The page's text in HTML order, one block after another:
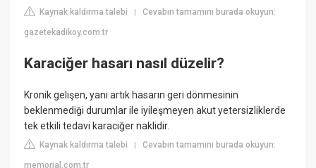
Kaynak kaldırma talebi |Cevabın tamamını burada okuyun:
gazetekadikoy.com.tr
Karaciğer hasarı nasıl düzelir?
Kronik gelişen, yani artık hasarın geri dönmesinin
beklenmediği durumlar ile iyileşmeyen akut yetersizliklerde
tek etkili tedavi karaciğer naklidir.
Kaynak kaldırma talebi |Cevabın tamamını burada okuyun:
memorial.com.tr